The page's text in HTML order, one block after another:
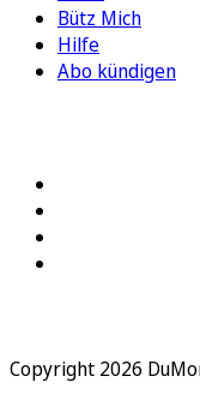
Bütz Mich
Hilfe
Abo kündigen
Copyright 2026